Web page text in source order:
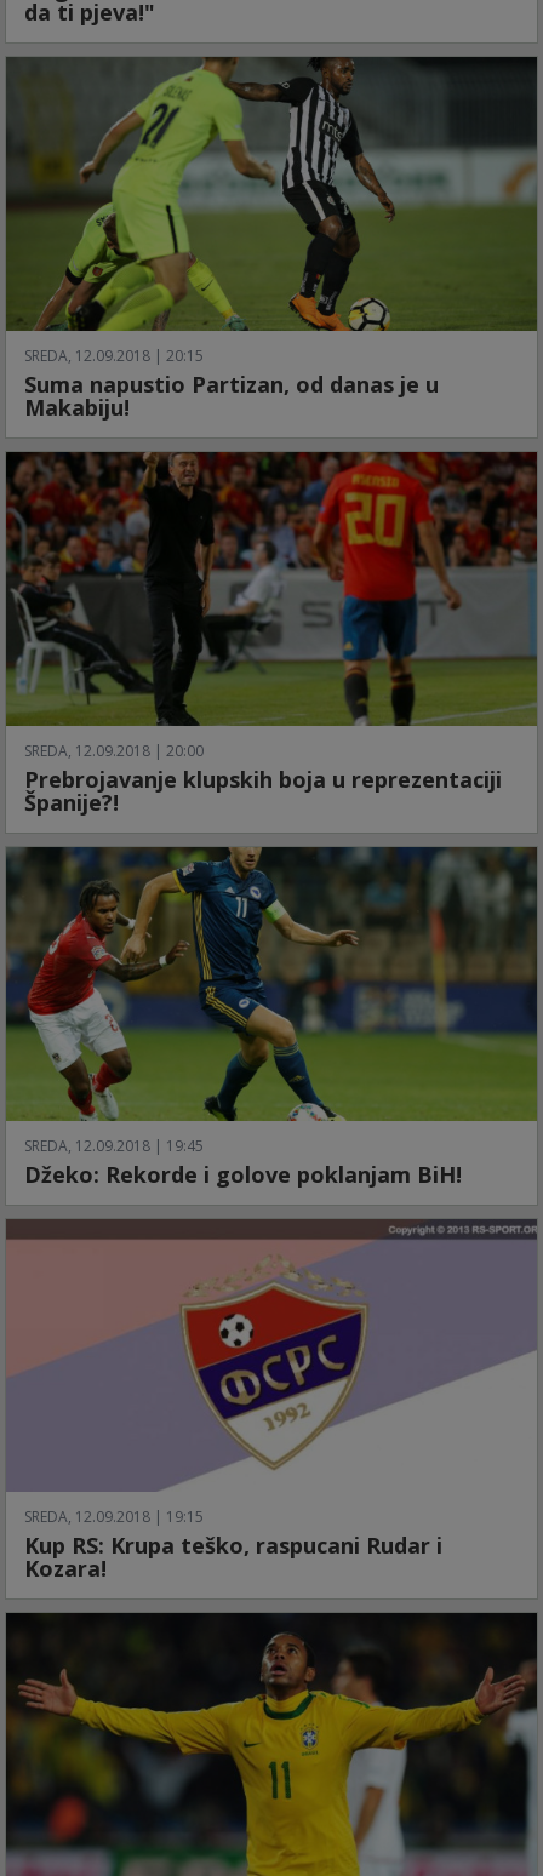
da ti pjeva!"
SREDA, 12.09.2018 | 20:15
Suma napustio Partizan, od danas je u
Makabiju!
SREDA, 12.09.2018 | 20:00
Prebrojavanje klupskih boja u reprezentaciji
Španije?!
SREDA, 12.09.2018 | 19:45
Džeko: Rekorde i golove poklanjam BiH!
SREDA, 12.09.2018 | 19:15
Kup RS: Krupa teško, raspucani Rudar i
Kozara!